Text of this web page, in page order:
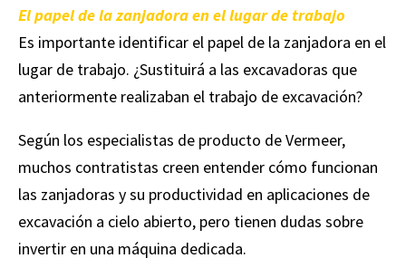
El papel de la zanjadora en el lugar de trabajo
Es importante identificar el papel de la zanjadora en el
lugar de trabajo. ¿Sustituirá a las excavadoras que
anteriormente realizaban el trabajo de excavación?
Según los especialistas de producto de Vermeer,
muchos contratistas creen entender cómo funcionan
las zanjadoras y su productividad en aplicaciones de
excavación a cielo abierto, pero tienen dudas sobre
invertir en una máquina dedicada.